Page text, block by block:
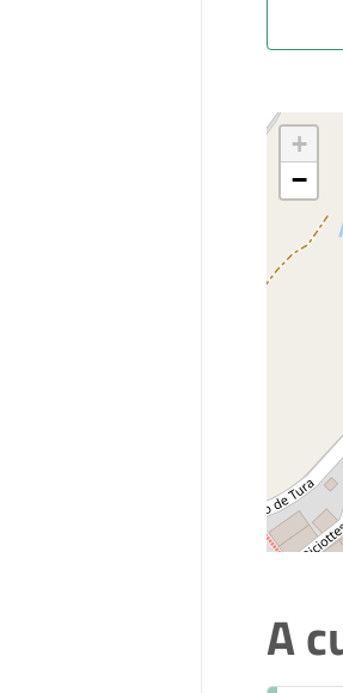
+
−
A